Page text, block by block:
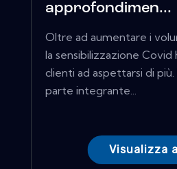
approfondimen...
Oltre ad aumentare i
la sensibilizzazione
clienti ad aspettarsi di
parte integrante...
Visualizza